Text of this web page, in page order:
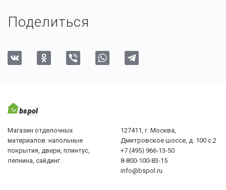
Поделиться
Магазин отделочных
материалов: напольные
покрытия, двери, плинтус,
лепнина, сайдинг.
127411, г. Москва,
Дмитровское шоссе, д. 100 с.2
+7 (495) 966-13-50
8-800-100-83-15
info@bspol.ru